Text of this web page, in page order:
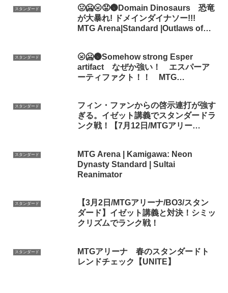
スタンダード
🤢🥶🌝😡🌚Domain Dinosaurs 恐竜
が大暴れ! ドメインダイナソー!!!
MTG Arena|Standard |Outlaws of
スタンダード
🌝🥶🌚Somehow strong Esper
artifact なぜか強い！ エスパーア
ーティファクト！！ MTG
スタンダード
フィン・ファンからの啓示連打が強す
ぎる。イゼット講義でスタンダードラ
ンク戦！【7月12日/MTGアリー
スタンダード
MTG Arena | Kamigawa: Neon
Dynasty Standard | Sultai
Reanimator
スタンダード
【3月2日/MTGアリーナ/BO3/スタン
ダード】イゼット講義と対決！シミッ
クリズムでランク戦！
スタンダード
MTGアリーナ 春のスタンダードト
レンドチェック【UNITE】